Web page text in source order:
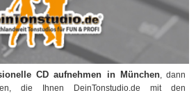
CD aufnehmen in München, dann
die Ihnen DeinTonstudio.de mit den